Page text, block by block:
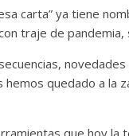
carta” ya tiene
traje de
quedado a la